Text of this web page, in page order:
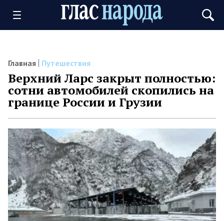
Главная Путешествия
Верхний Ларс закрыт полностью:
сотни автомобилей скопились на
границе России и Грузии